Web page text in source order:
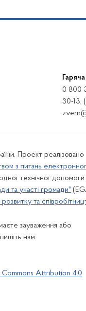
0 800
30-13,
Проект реалізовано
з питань
технічної допомоги
та участі громади"
та
зауваження або
нам:
Attribution 4.0